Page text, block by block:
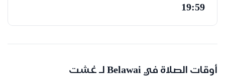
19:59
أوقات الصلاة في Belawai لـ غشت